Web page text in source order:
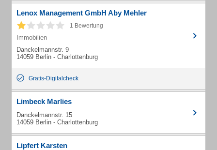
Lenox Management GmbH Aby Mehler
1 Bewertung
Immobilien
Danckelmannstr. 9
14059 Berlin - Charlottenburg
Gratis-Digitalcheck
Limbeck Marlies
Danckelmannstr. 15
14059 Berlin - Charlottenburg
Lipfert Karsten